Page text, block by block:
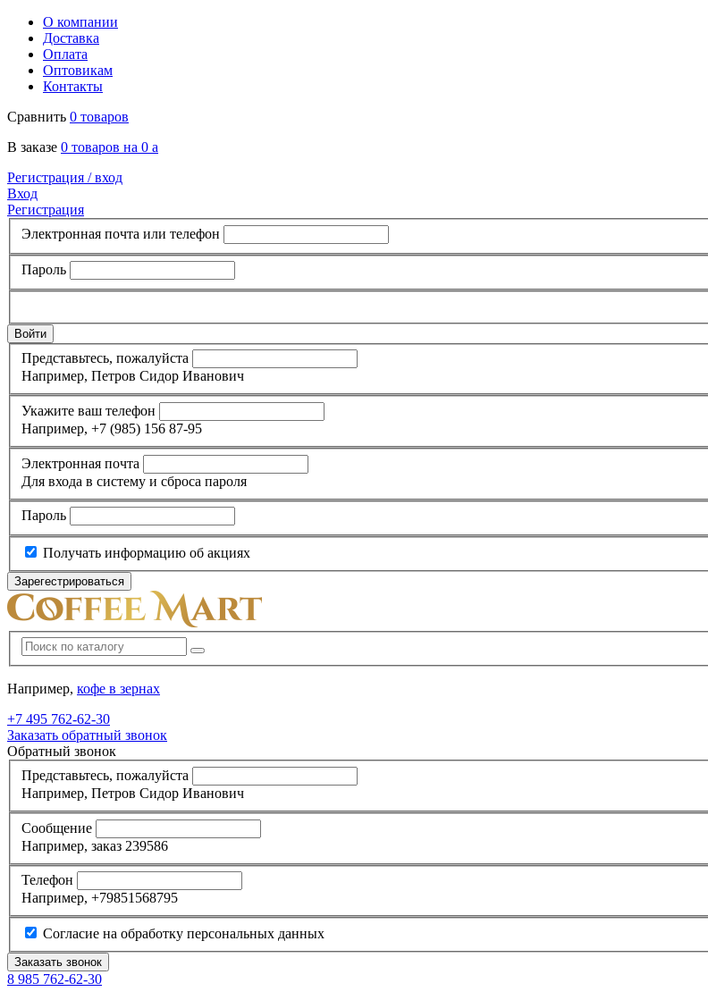
О компании
Доставка
Оплата
Оптовикам
Контакты
Сравнить 0 товаров
В заказе 0 товаров на 0 a
Регистрация /вход
Вход
Регистрация
Электронная почта или телефон
Пароль
Представьтесь, пожалуйста
Например, Петров Сидор Иванович
Укажите ваш телефон
Например, +7 (985) 156 87-95
Электронная почта
Для входа в систему и сброса пароля
Пароль
Получать информацию об акциях
Например, кофе в зернах
+7 495 762-62-30
Заказать обратный звонок
Обратный звонок
Представьтесь, пожалуйста
Например, Петров Сидор Иванович
Сообщение
Например, заказ 239586
Телефон
Например, +79851568795
Согласие на обработку персональных данных
8 985 762-62-30